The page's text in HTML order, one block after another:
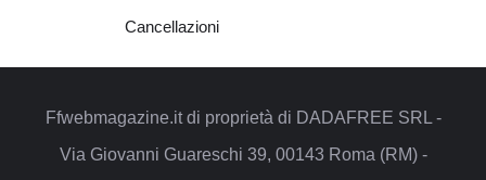
Cancellazioni
Ffwebmagazine.it di proprietà di DADAFREE SRL -
Via Giovanni Guareschi 39, 00143 Roma (RM) -